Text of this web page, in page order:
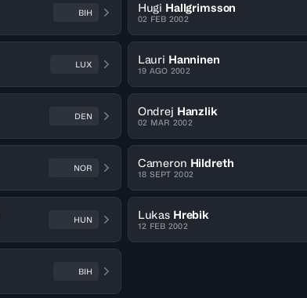
BIH Hugi Hallgrimsson
02 FEB 2002
LUX Lauri Hanninen
19 AGO 2002
DEN Ondrej Hanzlik
02 MAR 2002
NOR Cameron Hildreth
18 SEPT 2002
HUN Lukas Hrebik
12 FEB 2002
BIH